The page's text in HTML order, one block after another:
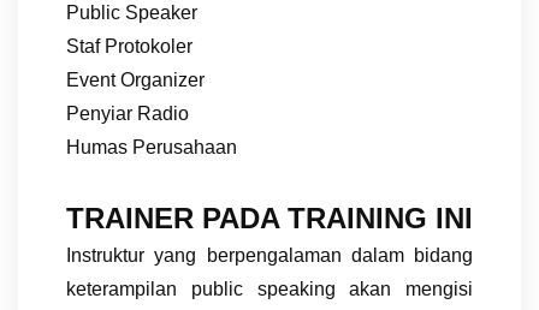
Public Speaker
Staf Protokoler
Event Organizer
Penyiar Radio
Humas Perusahaan
TRAINER PADA TRAINING INI
Instruktur yang berpengalaman dalam bidang
keterampilan public speaking akan mengisi